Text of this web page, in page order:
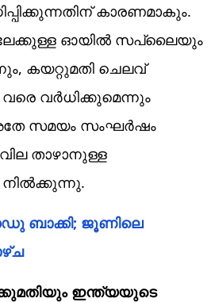
കാരണമാകും.
ഓയിൽ സപ്ലൈയും
കയറ്റുമതി ചെലവ്
വരെ വർധിക്കുമെന്നും
സമയം സംഘർഷം
താഴാനുള്ള
ബാക്കി; ജൂണിലെ
ഇന്ത്യയുടെ